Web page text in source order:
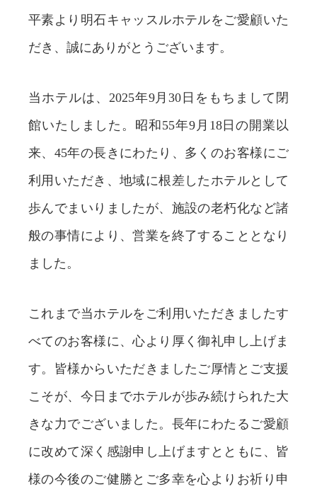
平素より明石キャッスルホテルをご愛顧いた
だき、誠にありがとうございます。
当ホテルは、2025年9月30日をもちまして閉
館いたしました。昭和55年9月18日の開業以
来、45年の長きにわたり、多くのお客様にご
利用いただき、地域に根差したホテルとして
歩んでまいりましたが、施設の老朽化など諸
般の事情により、営業を終了することとなり
ました。
これまで当ホテルをご利用いただきましたす
べてのお客様に、心より厚く御礼申し上げま
す。皆様からいただきましたご厚情とご支援
こそが、今日までホテルが歩み続けられた大
きな力でございました。長年にわたるご愛顧
に改めて深く感謝申し上げますとともに、皆
様の今後のご健勝とご多幸を心よりお祈り申